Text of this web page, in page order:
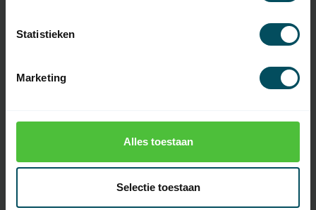
Statistieken
Marketing
Alles toestaan
Selectie toestaan